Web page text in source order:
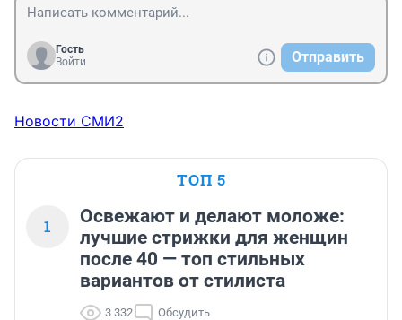
Гость
Войти
Отправить
Новости СМИ2
ТОП 5
1
Освежают и делают моложе:
лучшие стрижки для женщин
после 40 — топ стильных
вариантов от стилиста
3 332 Обсудить